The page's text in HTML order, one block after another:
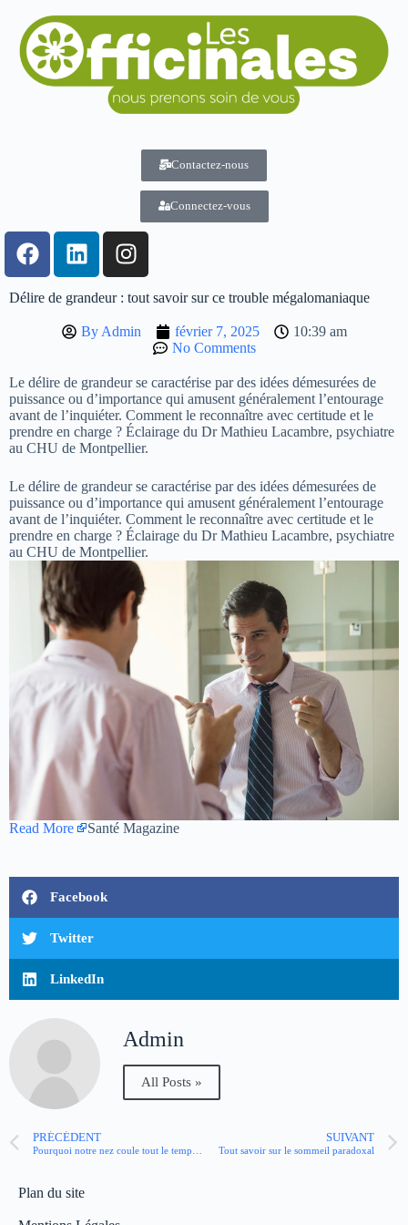
Contactez-nous
Connectez-vous
Délire de grandeur : tout savoir sur ce trouble mégalomaniaque
ByAdmin février 7, 2025
10:39 am
No Comments
Le délire de grandeur se caractérise par des idées démesurées de
puissance ou d’importance qui amusent généralement l’entourage
avant de l’inquiéter. Comment le reconnaître avec certitude et le
prendre en charge ? Éclairage du Dr Mathieu Lacambre, psychiatre
au CHU de Montpellier.
Le délire de grandeur se caractérise par des idées démesurées de
puissance ou d’importance qui amusent généralement l’entourage
avant de l’inquiéter. Comment le reconnaître avec certitude et le
prendre en charge ? Éclairage du Dr Mathieu Lacambre, psychiatre
au CHU de Montpellier.
Read More Santé Magazine
Facebook
Twitter
LinkedIn
Admin
All Posts »
PRÉCÉDENT SUIVANT
Tout savoir sur le sommeil paradoxal
Plan du site